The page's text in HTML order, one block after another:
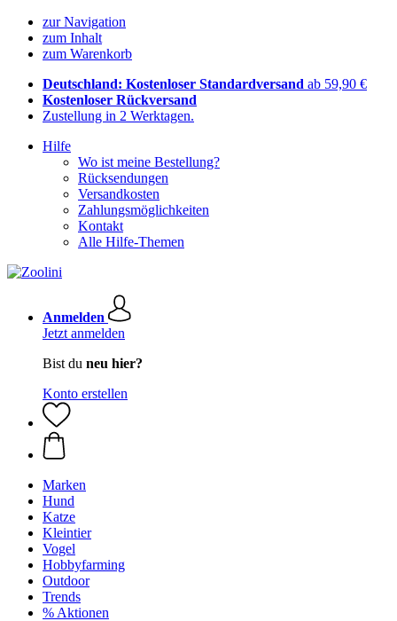
zur Navigation
zum Inhalt
zum Warenkorb
Deutschland: Kostenloser Standardversand ab 59,90 €
Kostenloser Rückversand
Zustellung in 2 Werktagen.
Hilfe
Wo ist meine Bestellung?
Rücksendungen
Versandkosten
Zahlungsmöglichkeiten
Kontakt
Alle Hilfe-Themen
Anmelden
Jetzt anmelden
Bist du neu hier?
Konto erstellen
Marken
Hund
Katze
Kleintier
Vogel
Hobbyfarming
Outdoor
Trends
% Aktionen